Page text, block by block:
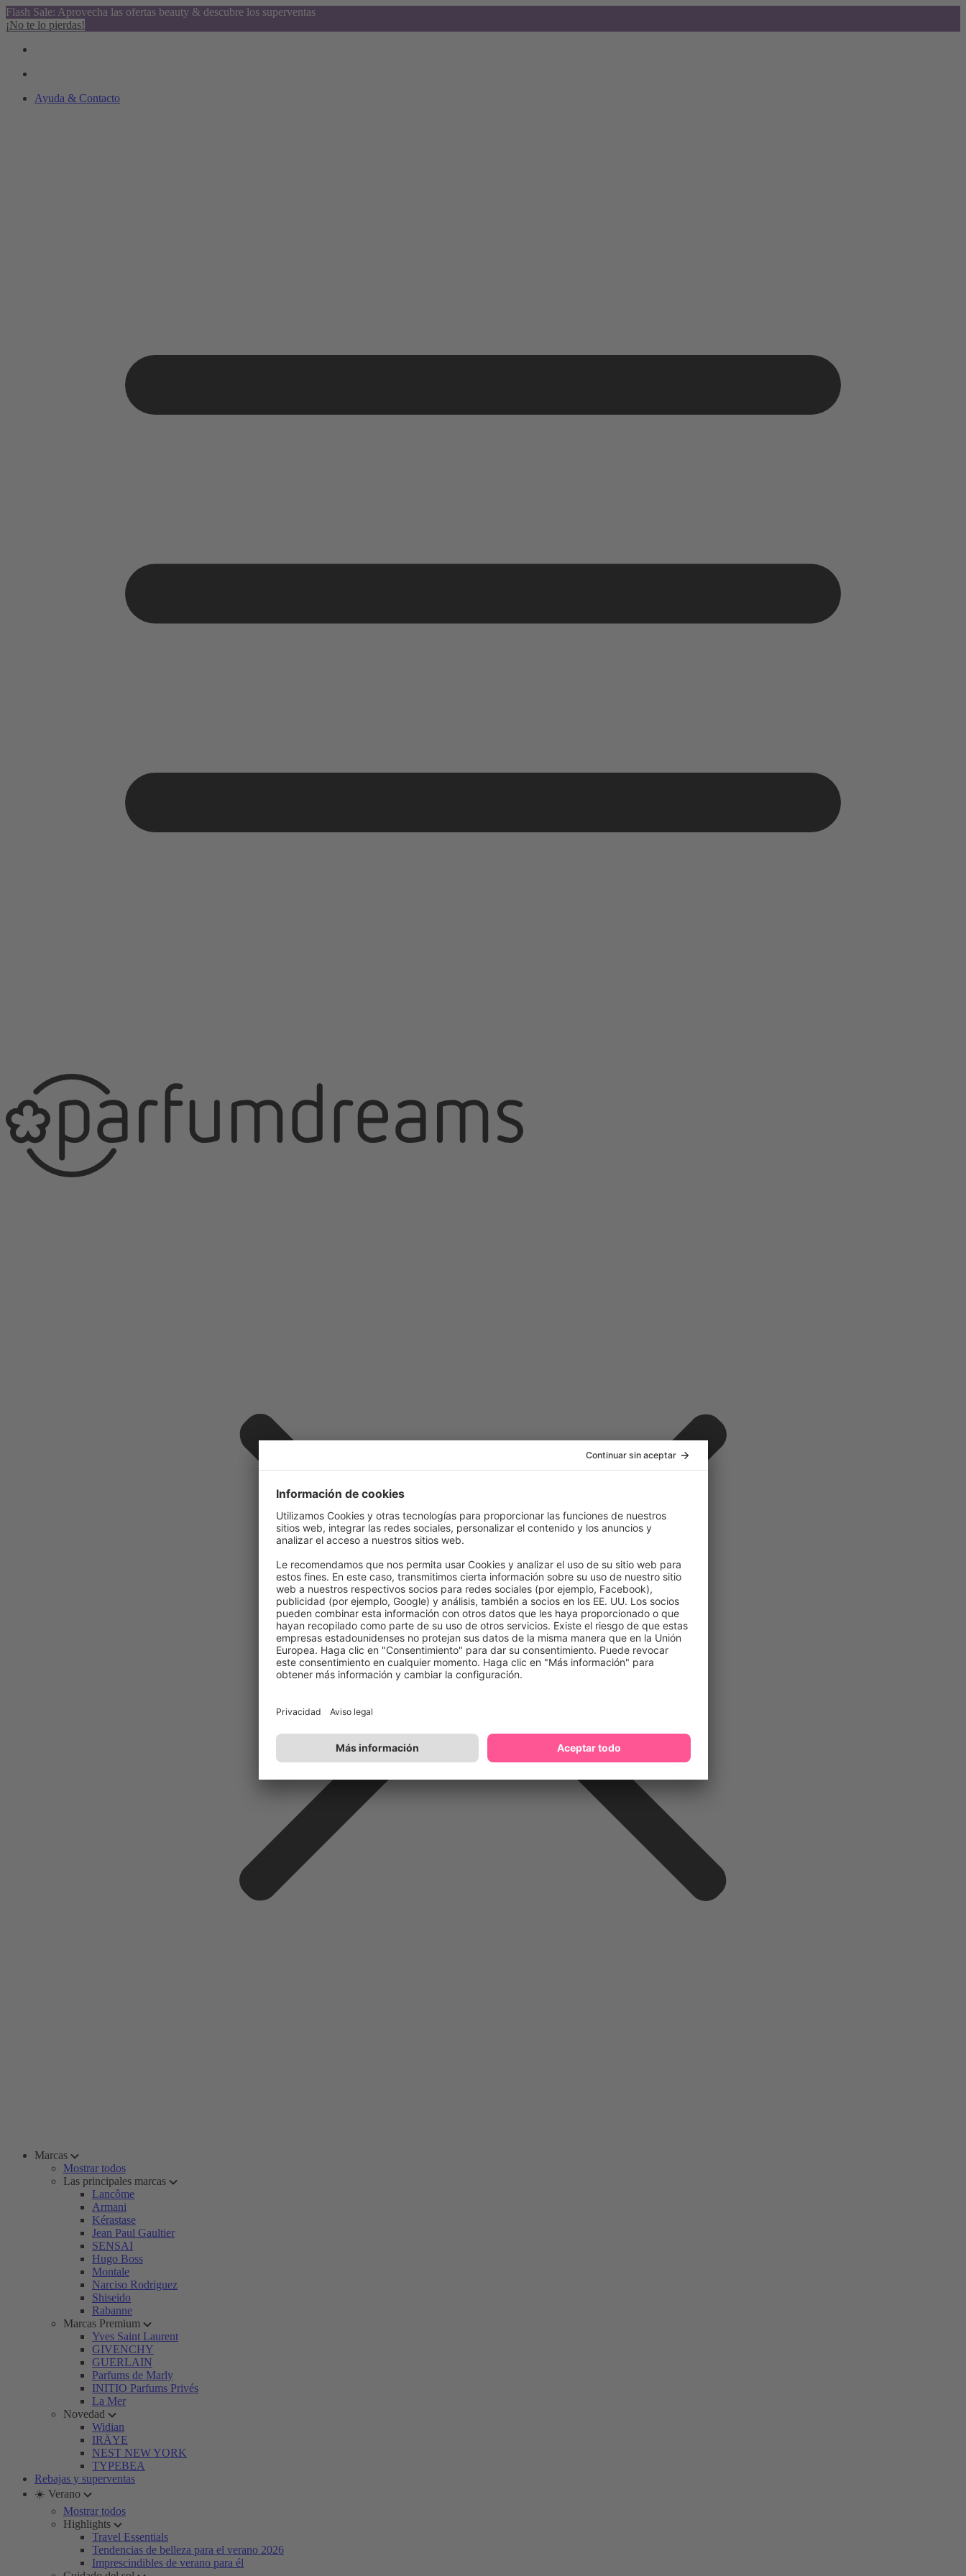
Flash Sale: Aprovecha las ofertas beauty & descubre los superventas
¡No te lo pierdas!
Ayuda & Contacto
Marcas
Mostrar todos
Las principales marcas
Lancôme
Armani
Kérastase
Jean Paul Gaultier
SENSAI
Hugo Boss
Montale
Narciso Rodriguez
Shiseido
Rabanne
Marcas Premium
Yves Saint Laurent
GIVENCHY
GUERLAIN
Parfums de Marly
INITIO Parfums Privés
La Mer
Novedad
Widian
IRÄYE
NEST NEW YORK
TYPEBEA
Rebajas y superventas
☀️ Verano
Mostrar todos
Highlights
Travel Essentials
Tendencias de belleza para el verano 2026
Imprescindibles de verano para él